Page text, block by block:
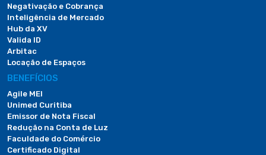
Negativação e Cobrança
Inteligência de Mercado
Hub da XV
Valida ID
Arbitac
Locação de Espaços
BENEFÍCIOS
Agile MEI
Unimed Curitiba
Emissor de Nota Fiscal
Redução na Conta de Luz
Faculdade do Comércio
Certificado Digital